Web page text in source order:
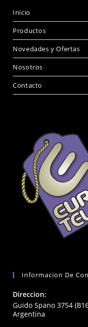
Inicio
Productos
Novedades y Ofertas
Nosotros
Contacto
Informacion De
Direccion:
Guido Spano 3754
Argentina